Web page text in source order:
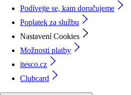
Podívejte se, kam doručujeme
Poplatek za službu
Nastavení Cookies
Možnosti platby
itesco.cz
Clubcard